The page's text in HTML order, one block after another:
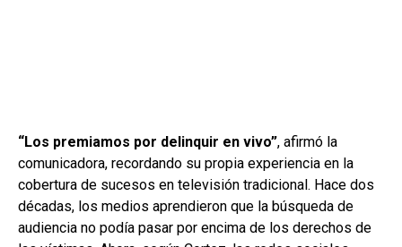
“Los premiamos por delinquir en vivo”, afirmó la
comunicadora, recordando su propia experiencia en la
cobertura de sucesos en televisión tradicional. Hace dos
décadas, los medios aprendieron que la búsqueda de
audiencia no podía pasar por encima de los derechos de